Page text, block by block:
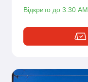
Відкрито до 3:30 AM